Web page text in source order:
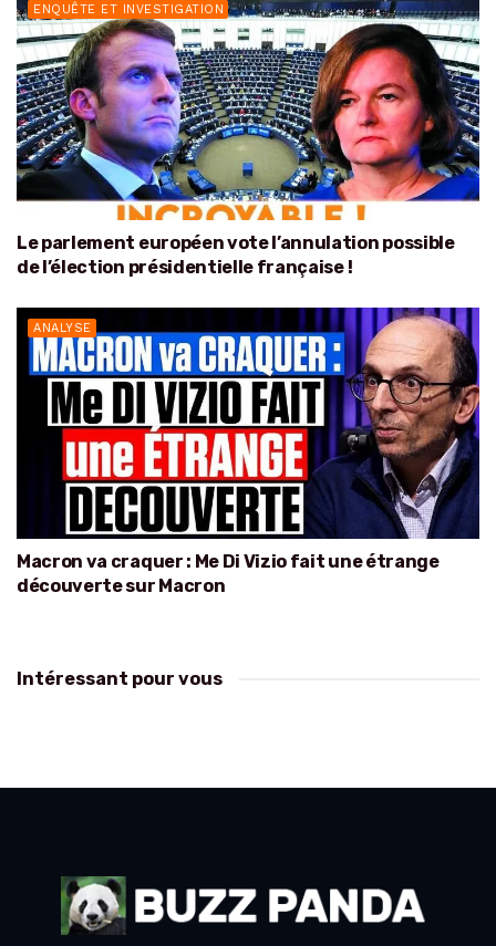
ENQUÊTE ET INVESTIGATION
Le parlement européen vote l’annulation possible
de l’élection présidentielle française !
ANALYSE
Macron va craquer : Me Di Vizio fait une étrange
découverte sur Macron
Intéressant pour vous